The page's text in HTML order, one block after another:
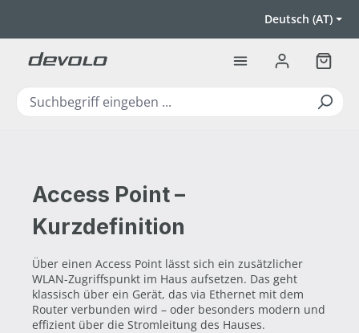
Deutsch (AT)
Access Point –
Kurzdefinition
Über einen Access Point lässt sich ein zusätzlicher
WLAN-Zugriffspunkt im Haus aufsetzen. Das geht
klassisch über ein Gerät, das via Ethernet mit dem
Router verbunden wird – oder besonders modern und
effizient über die Stromleitung des Hauses.